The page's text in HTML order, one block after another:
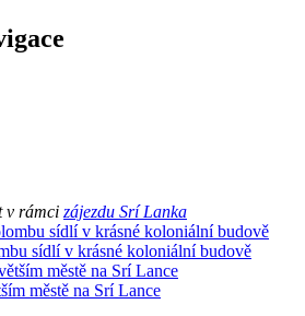
v rámci zájezdu Srí Lanka
sídlí v krásné koloniální budově
městě na Srí Lance